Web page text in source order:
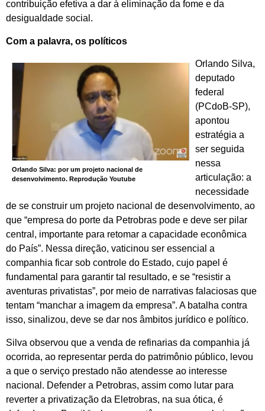
contribuição efetiva a dar à eliminação da fome e da
desigualdade social.
Com a palavra, os políticos
Orlando Silva: por um projeto nacional de
desenvolvimento. Reprodução Youtube
Orlando Silva,
deputado
federal
(PCdoB-SP),
apontou
estratégia a
ser seguida
nessa
articulação: a
necessidade
de se construir um projeto nacional de desenvolvimento, ao
que “empresa do porte da Petrobras pode e deve ser pilar
central, importante para retomar a capacidade econômica
do País”. Nessa direção, vaticinou ser essencial a
companhia ficar sob controle do Estado, cujo papel é
fundamental para garantir tal resultado, e se “resistir a
aventuras privatistas”, por meio de narrativas falaciosas que
tentam “manchar a imagem da empresa”. A batalha contra
isso, sinalizou, deve se dar nos âmbitos jurídico e político.
Silva observou que a venda de refinarias da companhia já
ocorrida, ao representar perda do patrimônio público, levou
a que o serviço prestado não atendesse ao interesse
nacional. Defender a Petrobras, assim como lutar para
reverter a privatização da Eletrobras, na sua ótica, é